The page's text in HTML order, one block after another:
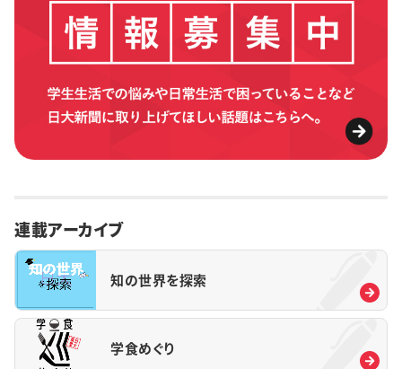
連載アーカイブ
知の世界を探索
学食めぐり